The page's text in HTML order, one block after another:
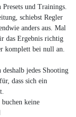
und Trainings.
schiebst Regler
anders aus. Mal
das Ergebnis richtig
komplett bei null an.
jedes Shooting
dass sich ein
keine